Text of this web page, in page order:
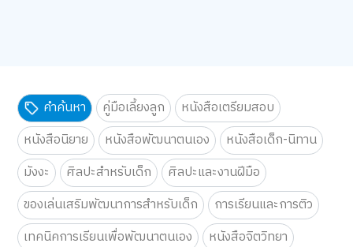
คำค้นหา คู่มือเลี้ยงลูก
หนังสือเตรียมสอบ
หนังสือนิยาย
หนังสือพัฒนาตนเอง
หนังสือเด็ก-นิทาน
มังงะ
ศิลปะสำหรับเด็ก
ศิลปะและงานฝีมือ
ของเล่นเสริมพัฒนาการสำหรับเด็ก
การเรียนและการติว
เทคนิคการเรียนเพื่อพัฒนาตนเอง
หนังสือจิตวิทยา